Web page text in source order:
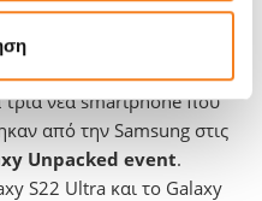
και την
τρία νέα smartphone που
από την Samsung στις
Unpacked event.
S22 Ultra και το Galaxy